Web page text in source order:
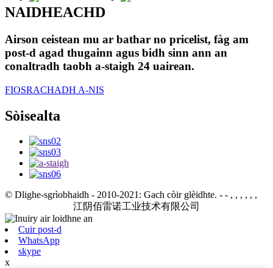
NAIDHEACHD
Airson ceistean mu ar bathar no pricelist, fàg am
post-d agad thugainn agus bidh sinn ann an
conaltradh taobh a-staigh 24 uairean.
FIOSRACHADH A-NIS
Sòisealta
© Dlighe-sgrìobhaidh - 2010-2021: Gach còir glèidhte. - - , , , , , ,
江阴佰雷诺工业技术有限公司
Cuir post-d
WhatsApp
skype
x